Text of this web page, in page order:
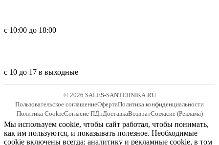
с 10:00 до 18:00
с 10 до 17 в выходные
© 2026 SALES-SANTEHNIKA.RU
Пользовательское соглашениеОфертаПолитика конфиденциальности
Политика CookieСогласие ПДнДоставкаВозвратСогласие (Реклама)
Мы используем cookie, чтобы сайт работал, чтобы понимать,
как им пользуются, и показывать полезное. Необходимые
cookie включены всегда; аналитику и рекламные cookie, в том